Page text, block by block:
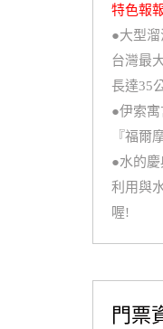
特色報
●大型溜
台灣最
長達35
●伊索寓
『福爾
●水的慶
利用與
喔!
門票